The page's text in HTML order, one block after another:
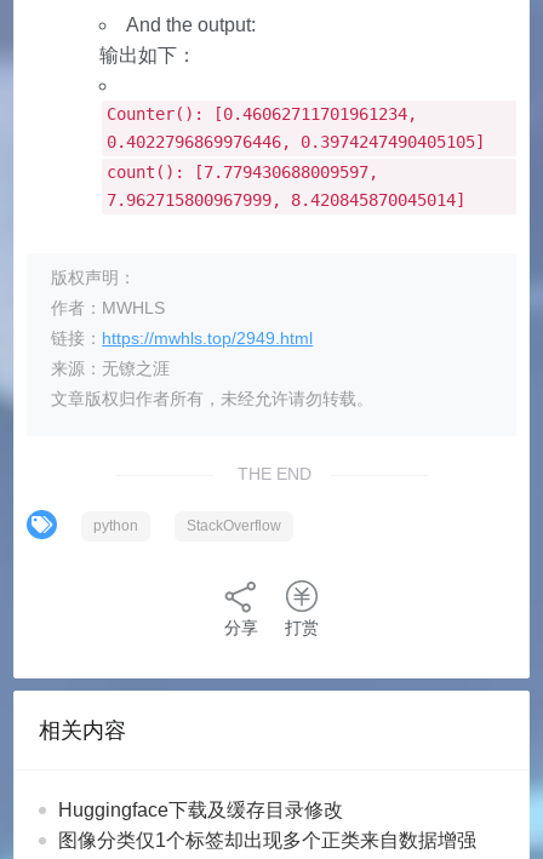
And the output:
输出如下：
Counter(): [0.46062711701961234,
0.4022796869976446, 0.3974247490405105]
count(): [7.779430688009597,
7.962715800967999, 8.420845870045014]
版权声明：
作者：MWHLS
链接： https://mwhls.top/2949.html
来源：无镣之涯
文章版权归作者所有，未经允许请勿转载。
THE END
python StackOverflow
分享 打赏
相关内容
Huggingface下载及缓存目录修改
图像分类仅1个标签却出现多个正类来自数据增强